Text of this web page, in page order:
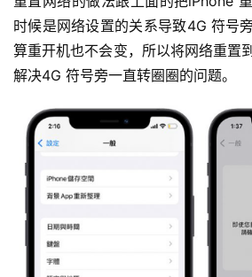
时候是网络设置的关系导致4G 符号
算重开机也不会变，所以将网络重置
解决4G 符号旁一直转圈圈的问题。